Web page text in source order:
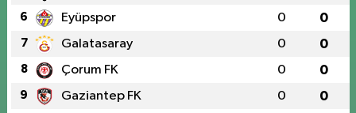
6 Eyüpspor 0 0
7 Galatasaray 0 0
8 Çorum FK 0 0
9 Gaziantep FK 0 0